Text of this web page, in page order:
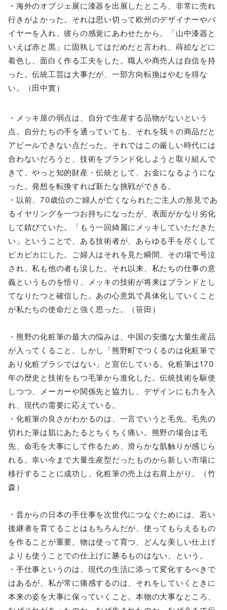
・海外のオブジェ展に漆器を出展したところ、非常に売れ
行きがよかった。それは思い切って欧州のデザイナーやバ
イヤーを入れ、彼らの感覚にあわせたから。「山中漆器と
いえば赤と黒」に固執してはだめだと言われ、蒔絵などに
着色し、面白く作る工夫をした。職人や商売人は自信を持
った。伝統工芸は大事だが、一部方向転換はやむを得な
い。（田中實）
・メッキ屋の弱点は、自分で生産する品物がないという
点。自分たちの手を通っていても、それを我々の商品だと
アピールできない点だった。それではこの厳しい時代には
合わないだろうと、技術をブランド化しようと取り組んで
きて、やっと知的財産・伝統として、お金になるようにな
った。発想を転換すれば新たな挑戦ができる。
・以前、70歳位のご婦人が亡くなられたご主人の形見であ
るイヤリングを一つお持ちになったが、表面がかなり劣化
して錆びていた。「もう一回綺麗にメッキしていただきた
い」ということで、ある技術者が、あらゆる手を尽くして
ピカピカにした。ご婦人はそれを見た瞬間、その場で号泣
され、私も他の者も涙した。それ以来、私たちの仕事の意
義というものを悟り、メッキの技術が将来はブランドとし
てなりたつと確信した。あの心意気で具体化していくこと
が私たちの使命だと強く思った。（笹田）
・熊野の化粧筆の最大の悩みは、中国の安価な大量生産品
が入ってくること。しかし「熊野町でつくるのは化粧筆で
あり化粧ブラシではない」と宣伝している。化粧筆は170
年の歴史と技術をもつ毛筆から進化した。伝統技術を駆使
しつつ、メーカーや関係先と協力し、デザインにも力を入
れ、現代の需要に応えている。
・化粧筆の良さがわかるのは、一言でいうと毛先。毛先の
切れた筆は肌にあたるとちくちく痛い。熊野の場合は毛
先、命毛を大事にして作るため、滑らかな肌触りが感じら
れる。幸い今まで大量生産型だったものから新しい市場に
移行することに成功し、化粧筆の売上は右肩上がり。（竹
森）
・昔からの日本の手仕事を次世代につなぐためには、若い
後継者を育てることはもちろんだが、使ってもらえるもの
を作ることが重要。物は使って育つ、どんな美しい仕上げ
よりも使うことでの仕上げに勝るものはない、という。
・手仕事というのは、現代の生活に添って変化するべきで
はあるが、私が常に痛感するのは、それをしていくときに
本来の姿を大事に保っていくこと。本物の大事なところ、